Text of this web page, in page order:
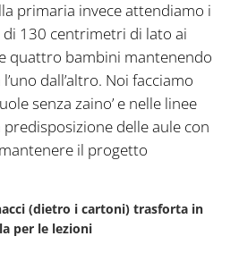
primaria invece attendiamo i
130 centrimetri di lato ai
quattro bambini mantenendo
dall’altro. Noi facciamo
senza zaino’ e nelle linee
delle aule con
il progetto
(dietro i cartoni) trasforta in
per le lezioni